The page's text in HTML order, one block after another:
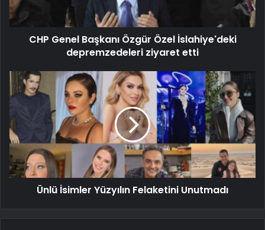
CHP Genel Başkanı Özgür Özel İslahiye'deki
depremzedeleri ziyaret etti
Ünlü İsimler Yüzyılın Felaketini Unutmadı